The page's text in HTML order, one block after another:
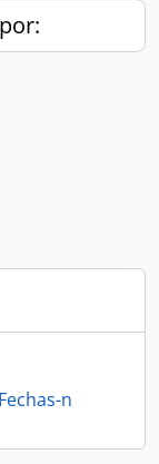
Fechas-n